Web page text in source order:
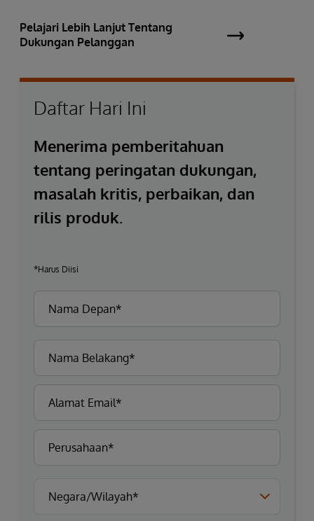
Pelajari Lebih Lanjut Tentang
Dukungan Pelanggan
Daftar Hari Ini
Menerima pemberitahuan
tentang peringatan dukungan,
masalah kritis, perbaikan, dan
rilis produk.
*Harus Diisi